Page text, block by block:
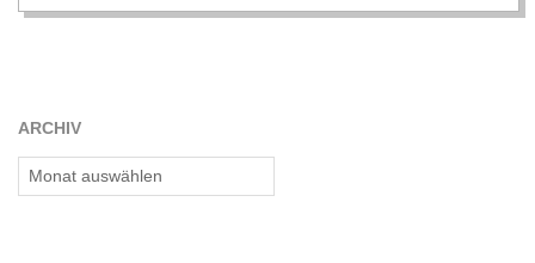
H
I
D
ARCHIV
Archiv